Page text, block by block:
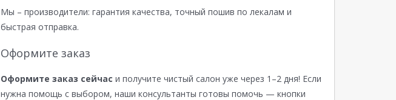
Мы – производители: гарантия качества, точный пошив по лекалам и
быстрая отправка.
Оформите заказ
Оформите заказ сейчас и получите чистый салон уже через 1–2 дня! Если
нужна помощь с выбором, наши консультанты готовы помочь — кнопки